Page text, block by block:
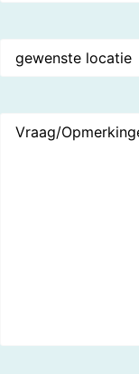
Gewenste
plaats/locatie*
Vraag/Opmerkingen